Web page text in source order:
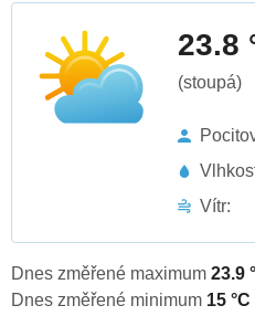
23.8
(stoupá)
Vítr:
Dnes změřené maximum 23.9
Dnes změřené minimum 15 °C